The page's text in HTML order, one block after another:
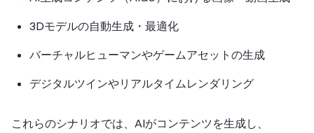
3Dモデルの自動生成・最適化
バーチャルヒューマンやゲームアセットの生成
デジタルツインやリアルタイムレンダリング
これらのシナリオでは、AIがコンテンツを生成し、